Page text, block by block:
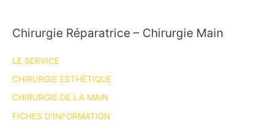
Chirurgie Réparatrice – Chirurgie Main
LE SERVICE
CHIRURGIE ESTHÉTIQUE
CHIRURGIE DE LA MAIN
FICHES D’INFORMATION